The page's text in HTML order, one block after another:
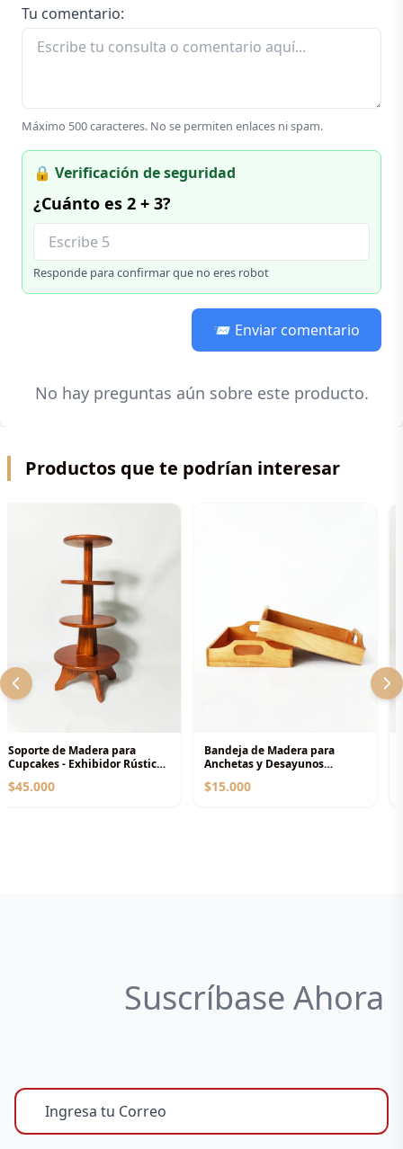
¿Por qué elegir nuestros centros de mesa?
Artesanía Real: Hechos a mano con técnicas de
Versatilidad: Ideales para eventos sociales,
salas y terrazas.
Madera Natural: El pino aporta una calidez que
los materiales sintéticos no pueden replicar.
Personalización: Como todos nuestros productos,
puedes solicitar acabados en colores específicos
o barnices especiales según la temática de tu
Uso Recomendado: Para velones de cera o luces
Estilo: Nórdico / Rústico / Minimalista.
Acabado: Natural suave al tacto (personalizable
bajo pedido).
Tu comentario:
Máximo 500 caracteres. No se permiten enlaces ni spam.
🔒 Verificación de seguridad
¿Cuánto es 2 + 3?
Responde para confirmar que no eres robot
📨 Enviar comentario
No hay preguntas aún sobre este producto.
Productos que te podrían interesar
Soporte de Madera para
Cupcakes - Exhibidor Rústico
$45.000
Bandeja de Madera para
Anchetas y Desayunos
$15.000
Suscríbase Ahora